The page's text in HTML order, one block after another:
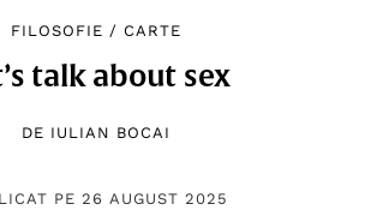
FILOSOFIE / CARTE
talk about sex
DE IULIAN BOCAI
PE 26 AUGUST 2025